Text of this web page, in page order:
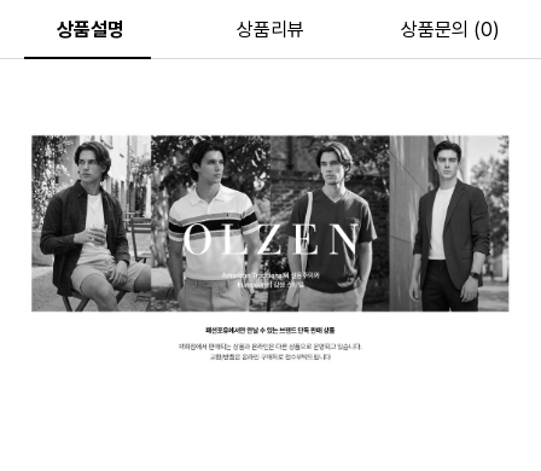
상품설명 상품리뷰 상품문의 (0)